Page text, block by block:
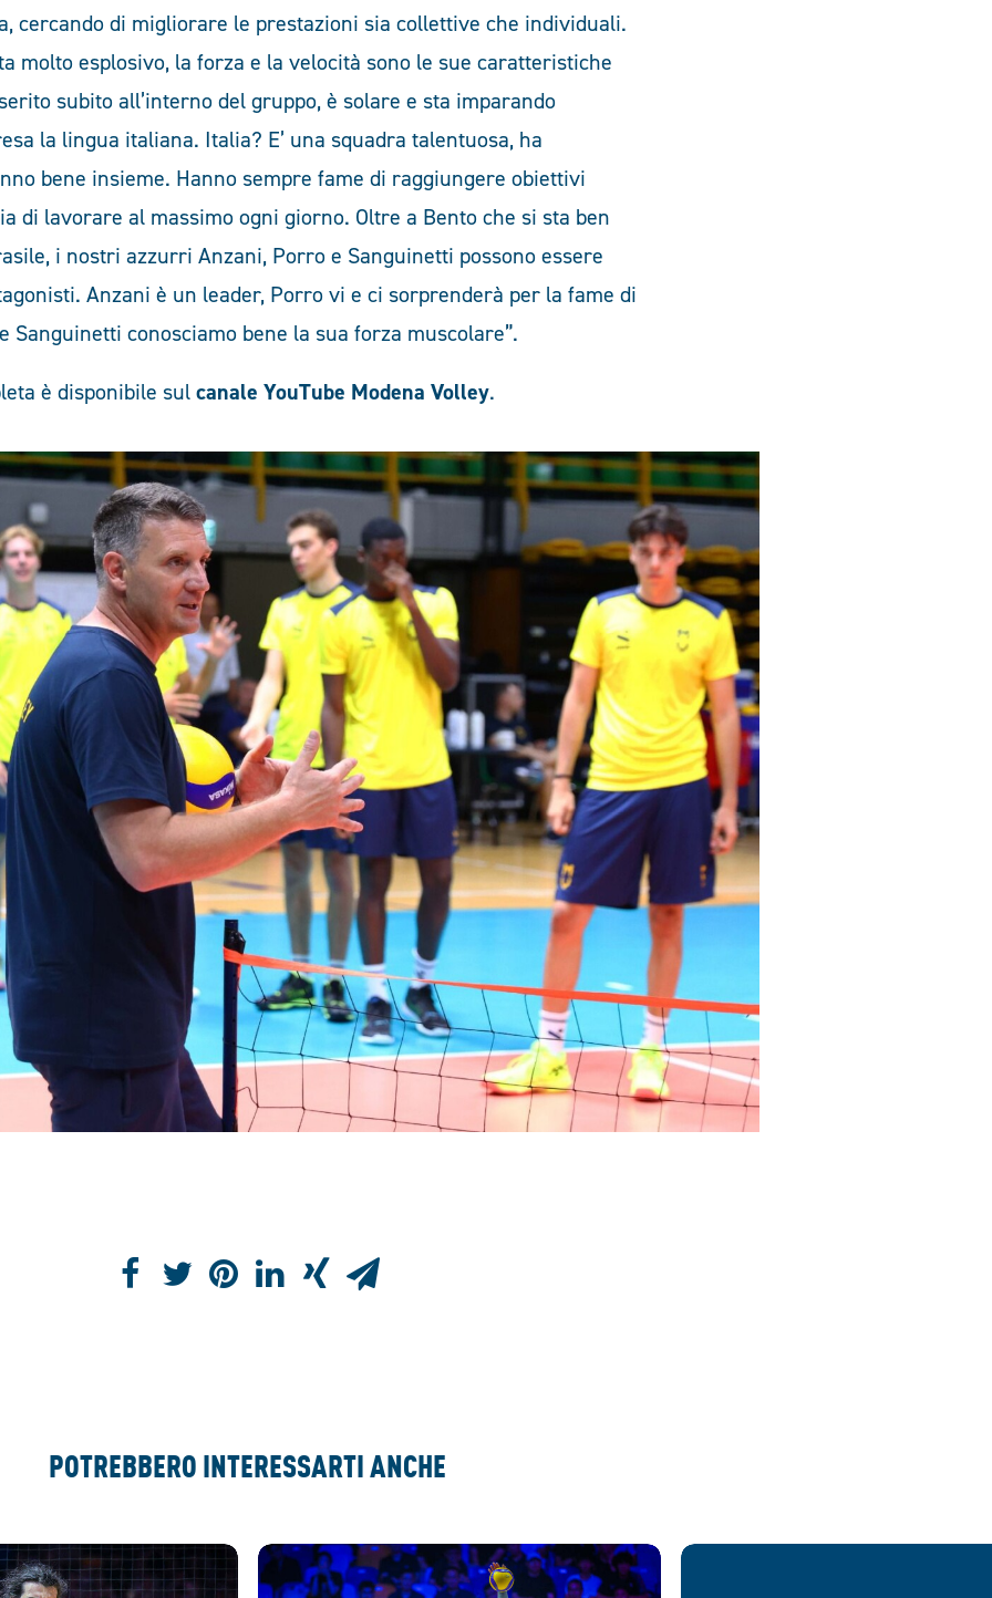
cercando di migliorare le prestazioni sia collettive che individuali.
molto esplosivo, la forza e la velocità sono le sue caratteristiche
subito all’interno del gruppo, è solare e sta imparando
la lingua italiana. Italia? E’ una squadra talentuosa, ha
bene insieme. Hanno sempre fame di raggiungere obiettivi
di lavorare al massimo ogni giorno. Oltre a Bento che si sta ben
i nostri azzurri Anzani, Porro e Sanguinetti possono essere
Anzani è un leader, Porro vi e ci sorprenderà per la fame di
Sanguinetti conosciamo bene la sua forza muscolare”.
è disponibile sulcanale YouTube Modena Volley.
POTREBBERO INTERESSARTI ANCHE